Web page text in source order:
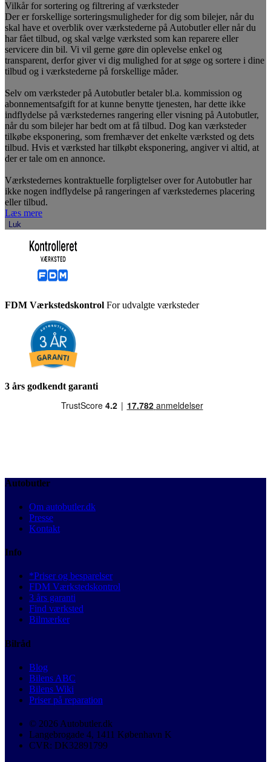
Vilkår for sortering og filtrering af værksteder
Der er forskellige sorteringsmuligheder for dig som bilejer, når du
skal have et overblik over værkstederne på Autobutler eller når du
har fået tilbud, og skal vælge værksted som kan reparere eller
servicere din bil. Vi vil gerne gøre din oplevelse enkel og
transparent, derfor giver vi dig mulighed for at søge og sortere i dine
tilbud og i værkstederne på forskellige måder.
Selv om værksteder på Autobutler betaler bl.a. kommission og
abonnementsafgift for at kunne benytte tjenesten, har dette ikke
indflydelse på værkstedernes rangering eller visning på Autobutler,
når du som bilejer har bedt om at få tilbud. Dog kan værksteder
tilkøbe eksponering, som fremhæver det enkelte værksted og dets
tilbud. Hvis et værksted har tilkøbt eksponering, angiver vi altid, at
der er tale om en annonce.
Værkstedernes kontraktuelle forpligtelser over for Autobutler har
ikke nogen indflydelse på rangeringen af værkstedernes placering
eller tilbud.
Læs mere
Luk
FDM Værkstedskontrol For udvalgte værksteder
3 års godkendt garanti
Autobutler
Om autobutler.dk
Presse
Kontakt
Info
*Priser og besparelser
FDM Værkstedskontrol
3 års garanti
Find værksted
Bilmærker
Bilråd
Blog
Bilens ABC
Bilens Wiki
Priser på reparation
© 2026 Autobutler.dk
Langebrogade 4, 1411 København K
CVR: DK32891799